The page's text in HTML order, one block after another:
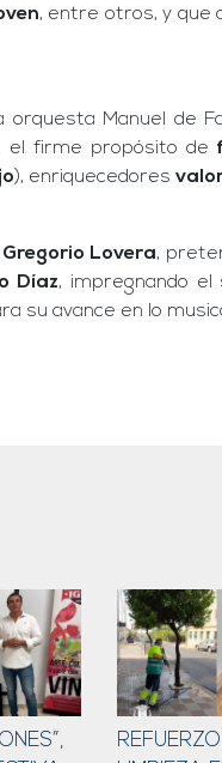
, entre otros, y que
orquesta Manuel de
el firme propósito de
), enriquecedores
Lovera,
Díaz, impregnando
su avance en lo